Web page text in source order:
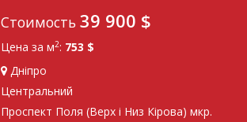
Стоимость 39 900 $
Цена за м2: 753 $
Дніпро
Центральний
Проспект Поля (Верх і Низ Кірова) мкр.